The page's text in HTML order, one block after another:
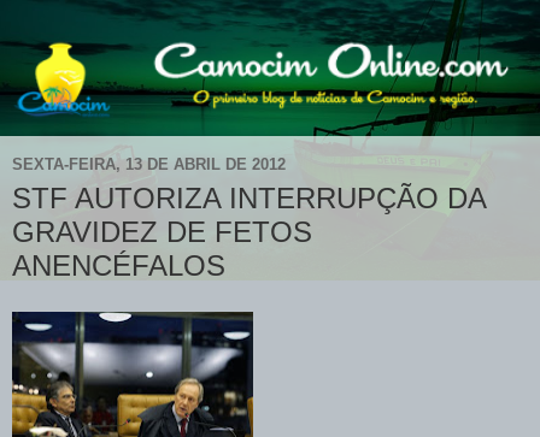
SEXTA-FEIRA, 13 DE ABRIL DE 2012
STF AUTORIZA INTERRUPÇÃO DA
GRAVIDEZ DE FETOS
ANENCÉFALOS